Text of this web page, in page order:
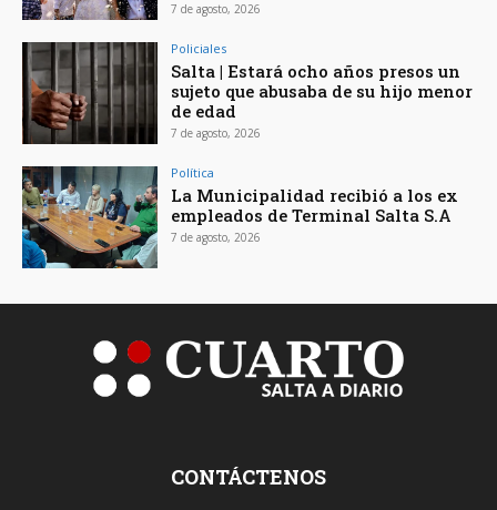
7 de agosto, 2026
Policiales
Salta | Estará ocho años presos un
sujeto que abusaba de su hijo menor
de edad
7 de agosto, 2026
Política
La Municipalidad recibió a los ex
empleados de Terminal Salta S.A
7 de agosto, 2026
CONTÁCTENOS